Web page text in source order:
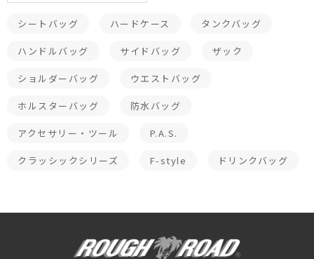
シートバッグ ハードケース タンクバッグ
ハンドルバッグ サイドバッグ ザック
ショルダーバッグ ウエストバッグ
ホルスターバッグ 防水バッグ
アクセサリー・ツール P.A.S.
クラッシックシリーズ F-style ドリンクバッグ